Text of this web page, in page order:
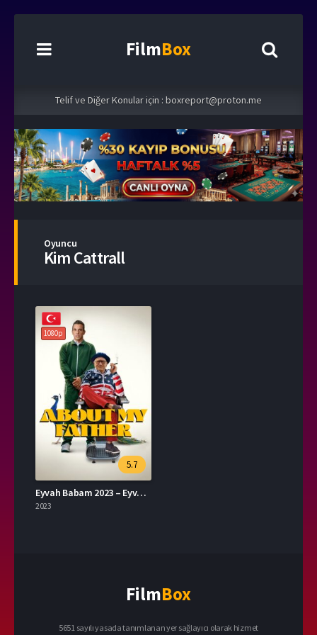
FilmBox
Telif ve Diğer Konular için : boxreport@proton.me
Oyuncu
Kim Cattrall
1080p
5.7
Eyvah Babam 2023 – Eyvah Babam 1080p Turkce Dublaj izle
2023
FilmBox
5651 sayılı yasada tanımlanan yer sağlayıcı olarak hizmet